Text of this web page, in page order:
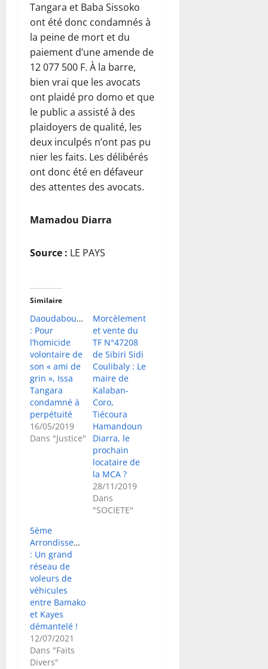
Tangara et Baba Sissoko
ont été donc condamnés à
la peine de mort et du
paiement d’une amende de
12 077 500 F. À la barre,
bien vrai que les avocats
ont plaidé pro domo et que
le public a assisté à des
plaidoyers de qualité, les
deux inculpés n’ont pas pu
nier les faits. Les délibérés
ont donc été en défaveur
des attentes des avocats.
Mamadou Diarra
Source : LE PAYS
Similaire
Daoudabougou
: Pour
l’homicide
volontaire de
son « ami de
grin », Issa
Tangara
condamné à
perpétuité
16/05/2019
Dans "Justice"
Morcèlement
et vente du
TF N°47208
de Sibiri Sidi
Coulibaly : Le
maire de
Kalaban-
Coro,
Tiécoura
Hamandoun
Diarra, le
prochain
locataire de
la MCA ?
28/11/2019
Dans
"SOCIETE"
5ème
Arrondissement
: Un grand
réseau de
voleurs de
véhicules
entre Bamako
et Kayes
démantelé !
12/07/2021
Dans "Faits
Divers"